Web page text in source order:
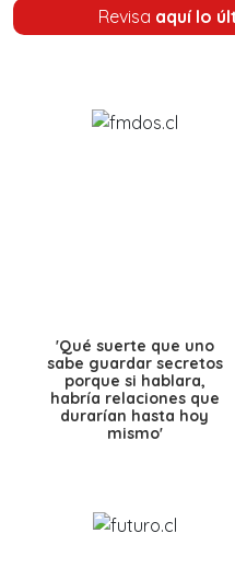
Revisa aquí lo
'Qué suerte que uno
sabe guardar secretos
porque si hablara,
habría relaciones que
durarían hasta hoy
mismo'